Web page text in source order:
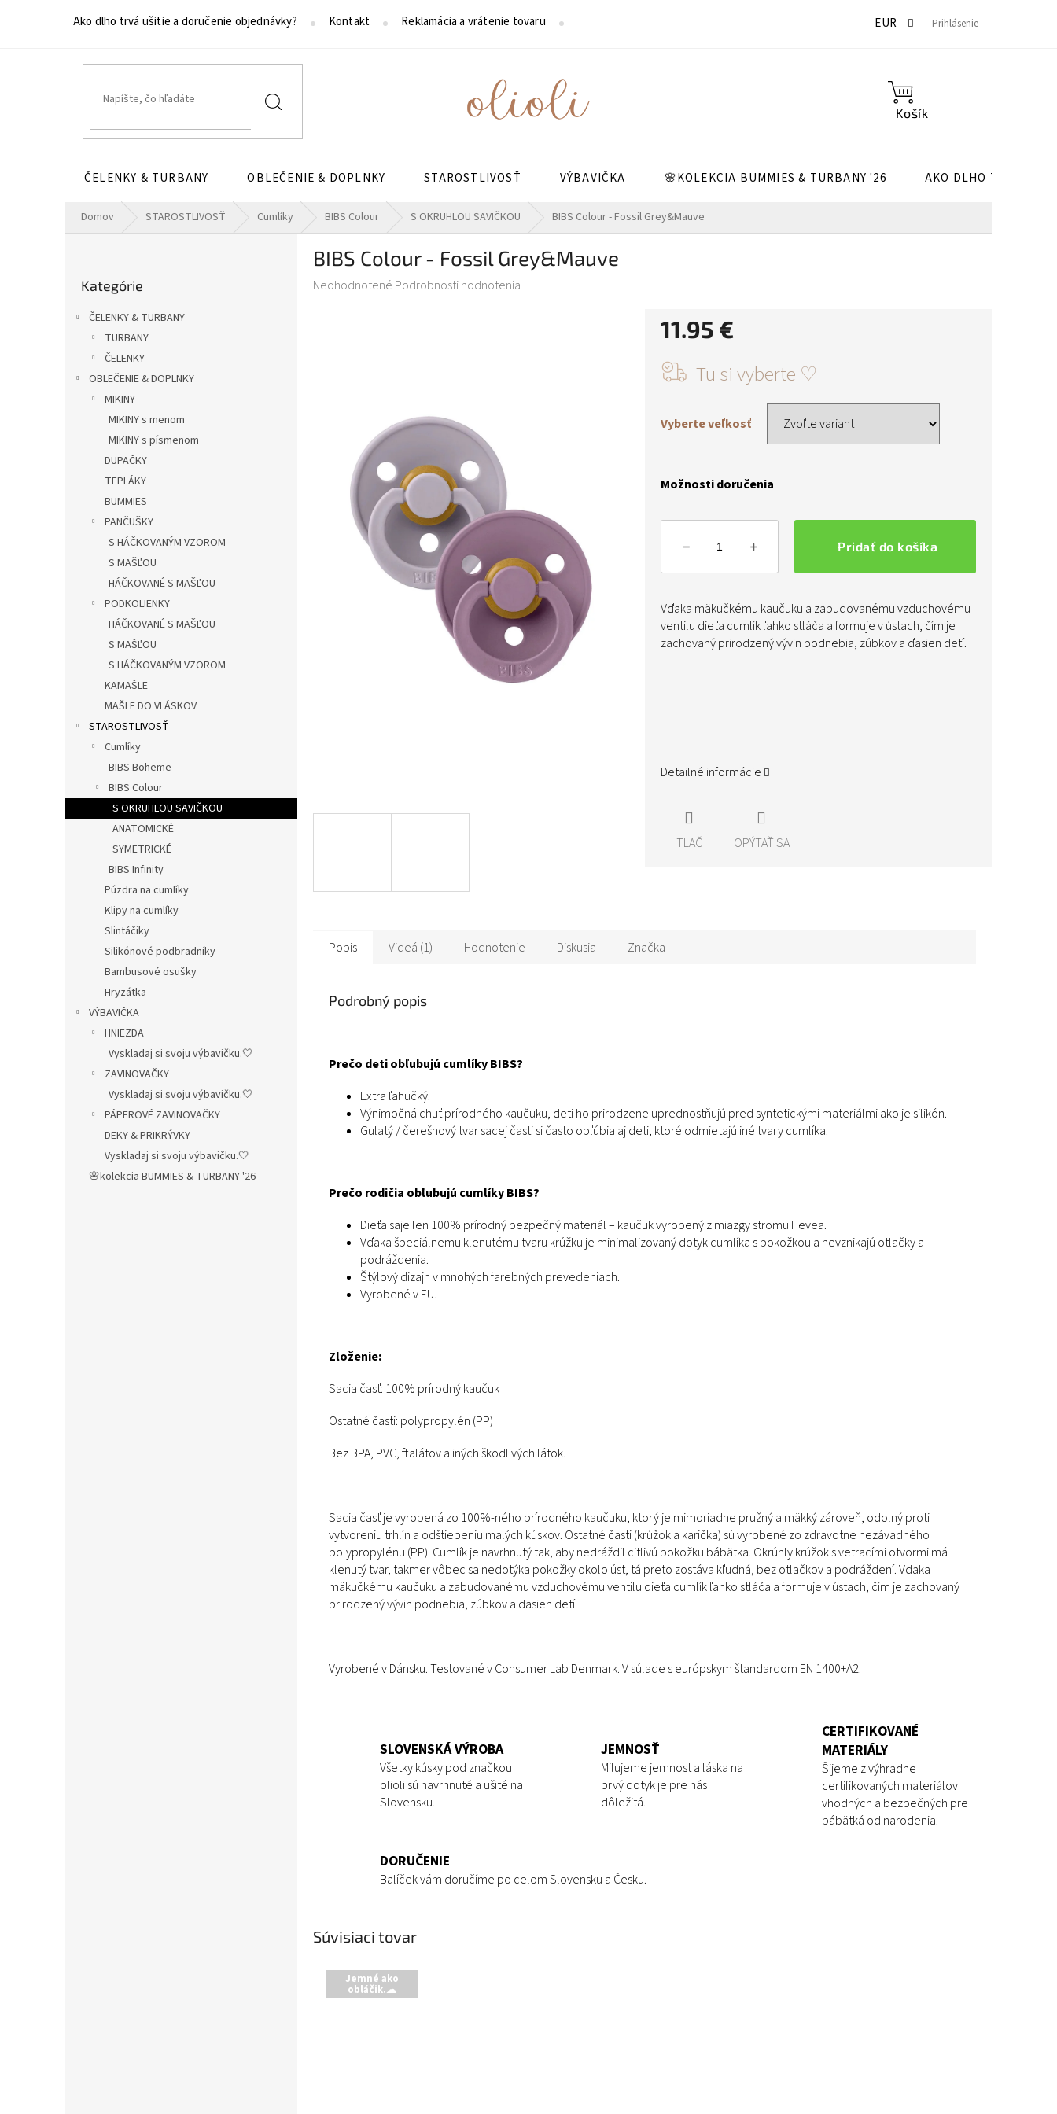
Ako dlho trvá ušitie a doručenie objednávky? Kontakt Reklamácia a vrátenie tovaru Hodnotenie obchodu Doprava a platba
EUR Prihlásenie
NÁKUPNÝ
ČELENKY & TURBANY OBLEČENIE & DOPLNKY STAROSTLIVOSŤ VÝBAVIČKA 🌸KOLEKCIA BUMMIES & TURBANY '26 AKO DLHO TRVÁ
Domov STAROSTLIVOSŤ Cumlíky BIBS Colour S OKRUHLOU SAVIČKOU BIBS Colour - Fossil Grey&Mauve
kategórie
Kategórie
ČELENKY & TURBANY
TURBANY
ČELENKY
OBLEČENIE & DOPLNKY
MIKINY
MIKINY s menom
MIKINY s písmenom
DUPAČKY
TEPLÁKY
BUMMIES
PANČUŠKY
S HÁČKOVANÝM VZOROM
S MAŠĽOU
HÁČKOVANÉ S MAŠĽOU
PODKOLIENKY
HÁČKOVANÉ S MAŠĽOU
S MAŠĽOU
S HÁČKOVANÝM VZOROM
KAMAŠLE
MAŠLE DO VLÁSKOV
STAROSTLIVOSŤ
Cumlíky
BIBS Boheme
BIBS Colour
S OKRUHLOU SAVIČKOU
ANATOMICKÉ
SYMETRICKÉ
BIBS Infinity
Púzdra na cumlíky
Klipy na cumlíky
Slintáčiky
Silikónové podbradníky
Bambusové osušky
Hryzátka
VÝBAVIČKA
HNIEZDA
Vyskladaj si svoju výbavičku.🤍
ZAVINOVAČKY
Vyskladaj si svoju výbavičku.🤍
PÁPEROVÉ ZAVINOVAČKY
DEKY & PRIKRÝVKY
Vyskladaj si svoju výbavičku.🤍
🌸kolekcia BUMMIES & TURBANY '26
BIBS Colour - Fossil Grey&Mauve
Priemerné
Neohodnotené Podrobnosti hodnotenia
11.95 €
cena:
Vyberte veľkosť
Možnosti doručenia
Pridať do košíka
Vďaka mäkučkému kaučuku a zabudovanému vzduchovému
ventilu dieťa cumlík ľahko stláča a formuje v ústach, čím je
zachovaný prirodzený vývin podnebia, zúbkov a ďasien detí.
Detailné informácie
TLAČ OPÝTAŤ SA
Popis Videá (1) Hodnotenie Diskusia Značka
Podrobný popis
Prečo deti obľubujú cumlíky BIBS?
Extra ľahučký.
Výnimočná chuť prírodného kaučuku, deti ho prirodzene uprednostňujú pred syntetickými materiálmi ako je silikón.
Guľatý / čerešnový tvar sacej časti si často obľúbia aj deti, ktoré odmietajú iné tvary cumlíka.
Prečo rodičia obľubujú cumlíky BIBS?
Dieťa saje len 100% prírodný bezpečný materiál – kaučuk vyrobený z miazgy stromu Hevea.
Vďaka špeciálnemu klenutému tvaru krúžku je minimalizovaný dotyk cumlíka s pokožkou a nevznikajú otlačky a
podráždenia.
Štýlový dizajn v mnohých farebných prevedeniach.
Vyrobené v EU.
Zloženie:
Sacia časť: 100% prírodný kaučuk
Ostatné časti: polypropylén (PP)
Bez BPA, PVC, ftalátov a iných škodlivých látok.
Sacia časť je vyrobená zo 100%-ného prírodného kaučuku, ktorý je mimoriadne pružný a mäkký zároveň, odolný proti
vytvoreniu trhlín a odštiepeniu malých kúskov. Ostatné časti (krúžok a karička) sú vyrobené zo zdravotne nezávadného
polypropylénu (PP). Cumlík je navrhnutý tak, aby nedráždil citlivú pokožku bábätka. Okrúhly krúžok s vetracími otvormi má
klenutý tvar, takmer vôbec sa nedotýka pokožky okolo úst, tá preto zostáva kľudná, bez otlačkov a podráždení. Vďaka
mäkučkému kaučuku a zabudovanému vzduchovému ventilu dieťa cumlík ľahko stláča a formuje v ústach, čím je zachovaný
prirodzený vývin podnebia, zúbkov a ďasien detí.
Vyrobené v Dánsku. Testované v Consumer Lab Denmark. V súlade s európskym štandardom EN 1400+A2.
SLOVENSKÁ VÝROBA
Všetky kúsky pod značkou
olioli sú navrhnuté a ušité na
Slovensku.
JEMNOSŤ
Milujeme jemnosť a láska na
prvý dotyk je pre nás
dôležitá.
CERTIFIKOVANÉ
MATERIÁLY
Šijeme z výhradne
certifikovaných materiálov
vhodných a bezpečných pre
bábätká od narodenia.
DORUČENIE
Balíček vám doručíme po celom Slovensku a Česku.
Súvisiaci tovar
Jemné ako
obláčik.☁︎